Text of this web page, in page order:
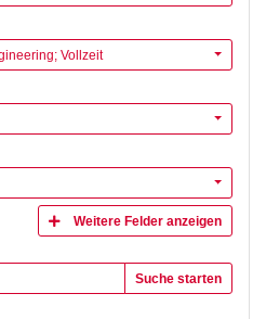
Vollzeit
Weitere Felder anzeigen
Suche starten